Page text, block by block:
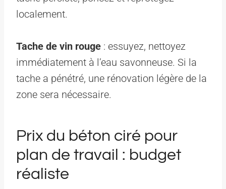
localement.
Tache de vin rouge : essuyez, nettoyez
immédiatement à l’eau savonneuse. Si la
tache a pénétré, une rénovation légère de la
zone sera nécessaire.
Prix du béton ciré pour
plan de travail : budget
réaliste